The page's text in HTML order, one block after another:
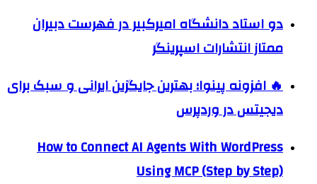
دو استاد دانشگاه امیرکبیر در فهرست دبیران
ممتاز انتشارات اسپرینگر
🔥 افزونه پینوا؛ بهترین جایگزین ایرانی و سبک برای
دیجیتس در وردپرس
How to Connect AI Agents With WordPress
Using MCP (Step by Step)